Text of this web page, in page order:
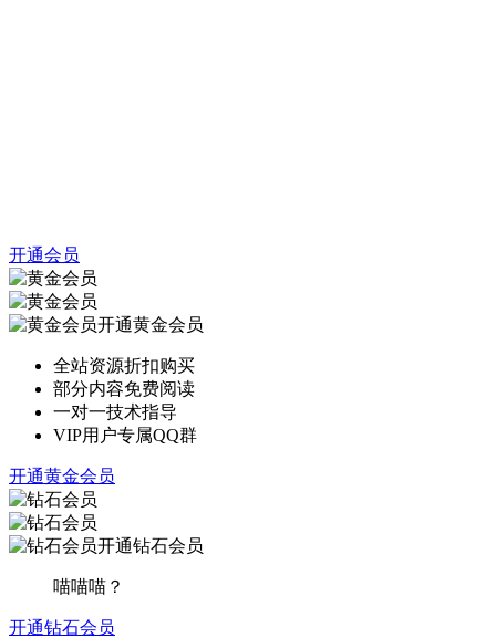
开通会员
开通黄金会员
全站资源折扣购买
部分内容免费阅读
一对一技术指导
VIP用户专属QQ群
开通黄金会员
开通钻石会员
喵喵喵？
开通钻石会员